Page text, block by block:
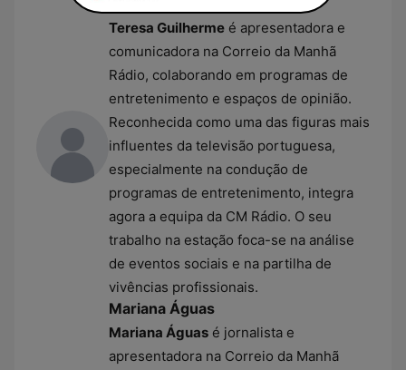
Teresa Guilherme
Teresa Guilherme é apresentadora e
comunicadora na Correio da Manhã
Rádio, colaborando em programas de
entretenimento e espaços de opinião.
Reconhecida como uma das figuras mais
influentes da televisão portuguesa,
especialmente na condução de
programas de entretenimento, integra
agora a equipa da CM Rádio. O seu
trabalho na estação foca-se na análise
de eventos sociais e na partilha de
vivências profissionais.
Mariana Águas
Mariana Águas é jornalista e
apresentadora na Correio da Manhã